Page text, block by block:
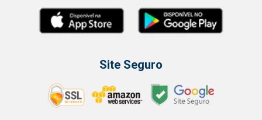
Site Seguro